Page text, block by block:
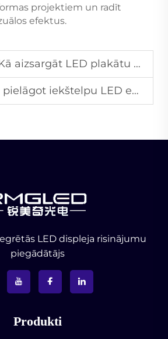
projektiem un radīt
efektus.
aizsargāt LED plakātu displejus no vandālisma sabiedriskās vietās?
iekštelpu LED ekrānu skatīšanās leņķi, lai nodrošinātu maksimālu auditorijas aptveramību?
LED displeja risinājumu
piegādātājs
Produkti